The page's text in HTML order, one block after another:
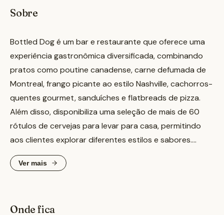
Sobre
Bottled Dog é um bar e restaurante que oferece uma
experiência gastronômica diversificada, combinando
pratos como poutine canadense, carne defumada de
Montreal, frango picante ao estilo Nashville, cachorros-
quentes gourmet, sanduíches e flatbreads de pizza.
Além disso, disponibiliza uma seleção de mais de 60
rótulos de cervejas para levar para casa, permitindo
aos clientes explorar diferentes estilos e sabores.
O ambiente acolhedor do Bottled Dog é ideal para
Com uma variedade de opções no cardápio e uma
Ver mais
Onde fica